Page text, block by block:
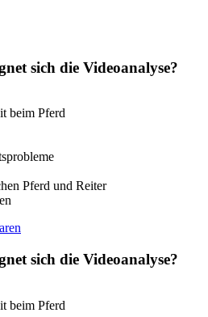
sich die Videoanalyse?
beim Pferd
Pferd und Reiter
sich die Videoanalyse?
beim Pferd